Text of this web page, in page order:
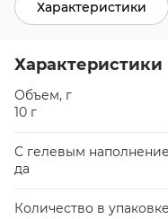
Характеристики
Характеристики
Объем, г
10 г
С гелевым
да
Количество в упаковке